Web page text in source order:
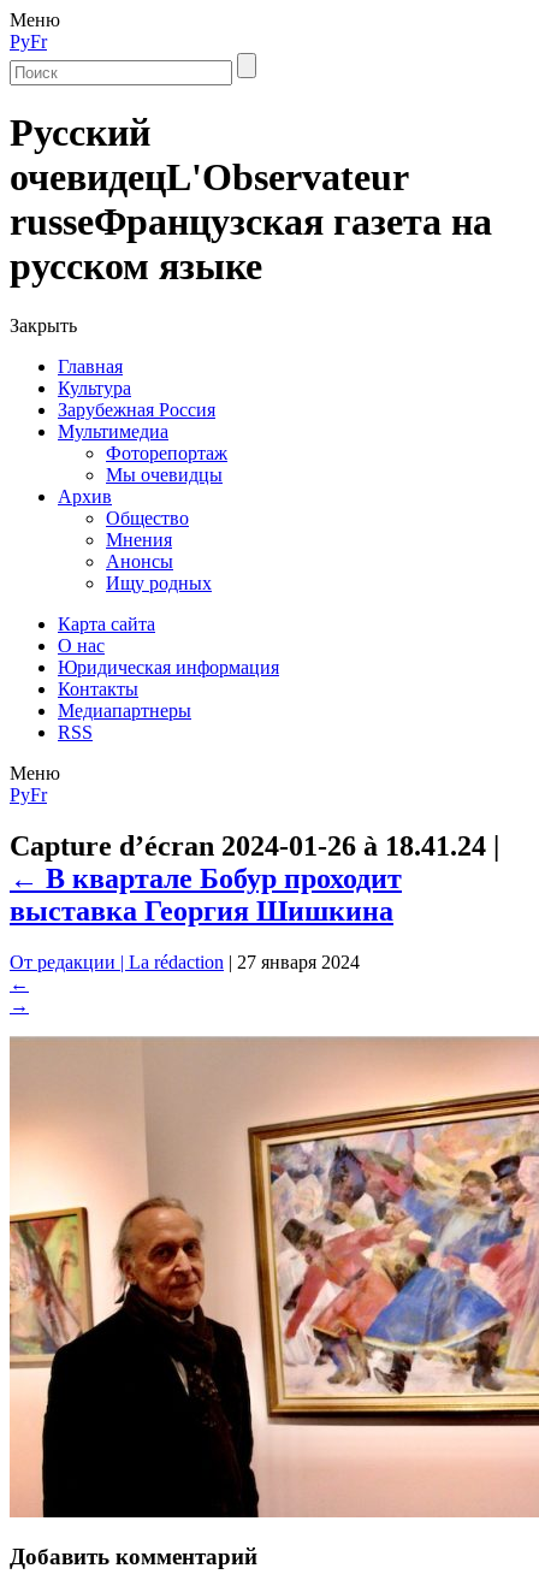
Меню
РуFr
Русский
очевидецL'Observateur
russeФранцузская газета на
русском языке
Закрыть
Главная
Культура
Зарубежная Россия
Мультимедиа
Фоторепортаж
Мы очевидцы
Архив
Общество
Мнения
Анонсы
Ищу родных
Карта сайта
О нас
Юридическая информация
Контакты
Медиапартнеры
RSS
Меню
РуFr
Capture d’écran 2024-01-26 à 18.41.24 |
← В квартале Бобур проходит
выставка Георгия Шишкина
От редакции | La rédaction | 27 января 2024
←
→
Добавить комментарий